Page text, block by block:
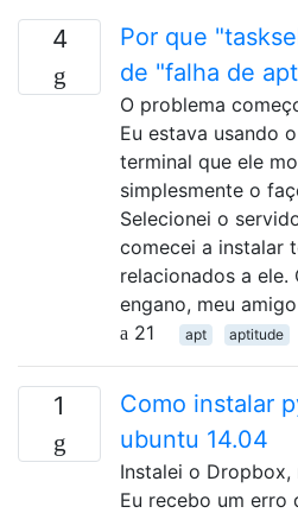
4
Por que
de "falha de
O problema
Eu estava usando
terminal que ele
simplesmente o
Selecionei o
comecei a instalar
relacionados a
engano, meu
21
apt aptitude
1
Como instalar
ubuntu 14.04
Instalei o
Eu recebo um erro